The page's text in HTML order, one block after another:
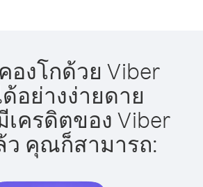
องโกด้วย Viber
อย่างง่ายดาย
ครดิตของ Viber
ว คุณก็สามารถ: